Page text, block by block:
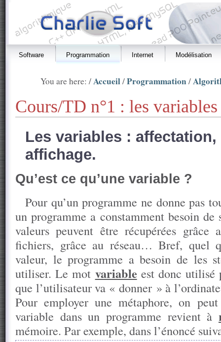
Software Programmation Internet Modélisation
You are here: /Accueil/Programmation/
Cours/TD n°1 : les variables
Les variables :
affichage.
Qu’est ce qu’une variable ?
Pour qu’un programme ne donne pas
un programme a constamment besoin de
valeurs peuvent être récupérées grâce
fichiers, grâce au réseau… Bref, quel
valeur, le programme a besoin de les
utiliser. Le mot variableest donc utilisé
que l’utilisateur va « donner » à
Pour employer une métaphore, on
variable dans un programme revient à
mémoire. Par exemple, dans l’énoncé